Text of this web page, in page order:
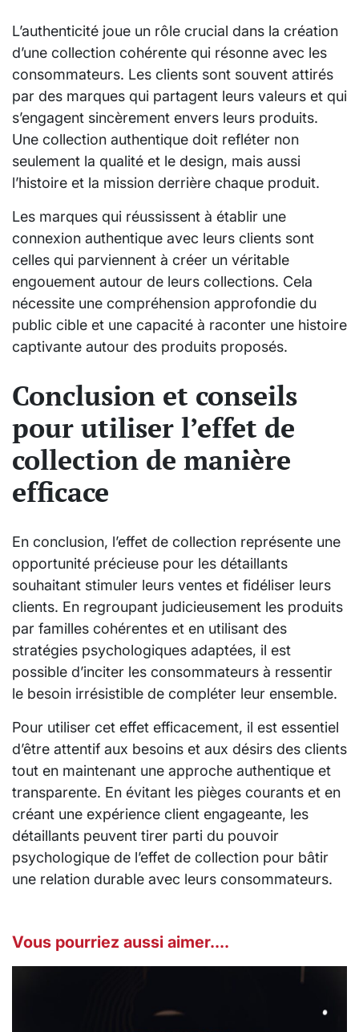
L’authenticité joue un rôle crucial dans la création
d’une collection cohérente qui résonne avec les
consommateurs. Les clients sont souvent attirés
par des marques qui partagent leurs valeurs et qui
s’engagent sincèrement envers leurs produits.
Une collection authentique doit refléter non
seulement la qualité et le design, mais aussi
l’histoire et la mission derrière chaque produit.
Les marques qui réussissent à établir une
connexion authentique avec leurs clients sont
celles qui parviennent à créer un véritable
engouement autour de leurs collections. Cela
nécessite une compréhension approfondie du
public cible et une capacité à raconter une histoire
captivante autour des produits proposés.
Conclusion et conseils
pour utiliser l’effet de
collection de manière
efficace
En conclusion, l’effet de collection représente une
opportunité précieuse pour les détaillants
souhaitant stimuler leurs ventes et fidéliser leurs
clients. En regroupant judicieusement les produits
par familles cohérentes et en utilisant des
stratégies psychologiques adaptées, il est
possible d’inciter les consommateurs à ressentir
le besoin irrésistible de compléter leur ensemble.
Pour utiliser cet effet efficacement, il est essentiel
d’être attentif aux besoins et aux désirs des clients
tout en maintenant une approche authentique et
transparente. En évitant les pièges courants et en
créant une expérience client engageante, les
détaillants peuvent tirer parti du pouvoir
psychologique de l’effet de collection pour bâtir
une relation durable avec leurs consommateurs.
Vous pourriez aussi aimer....